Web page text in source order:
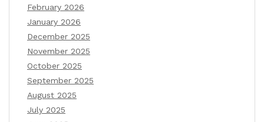
February 2026
January 2026
December 2025
November 2025
October 2025
September 2025
August 2025
July 2025